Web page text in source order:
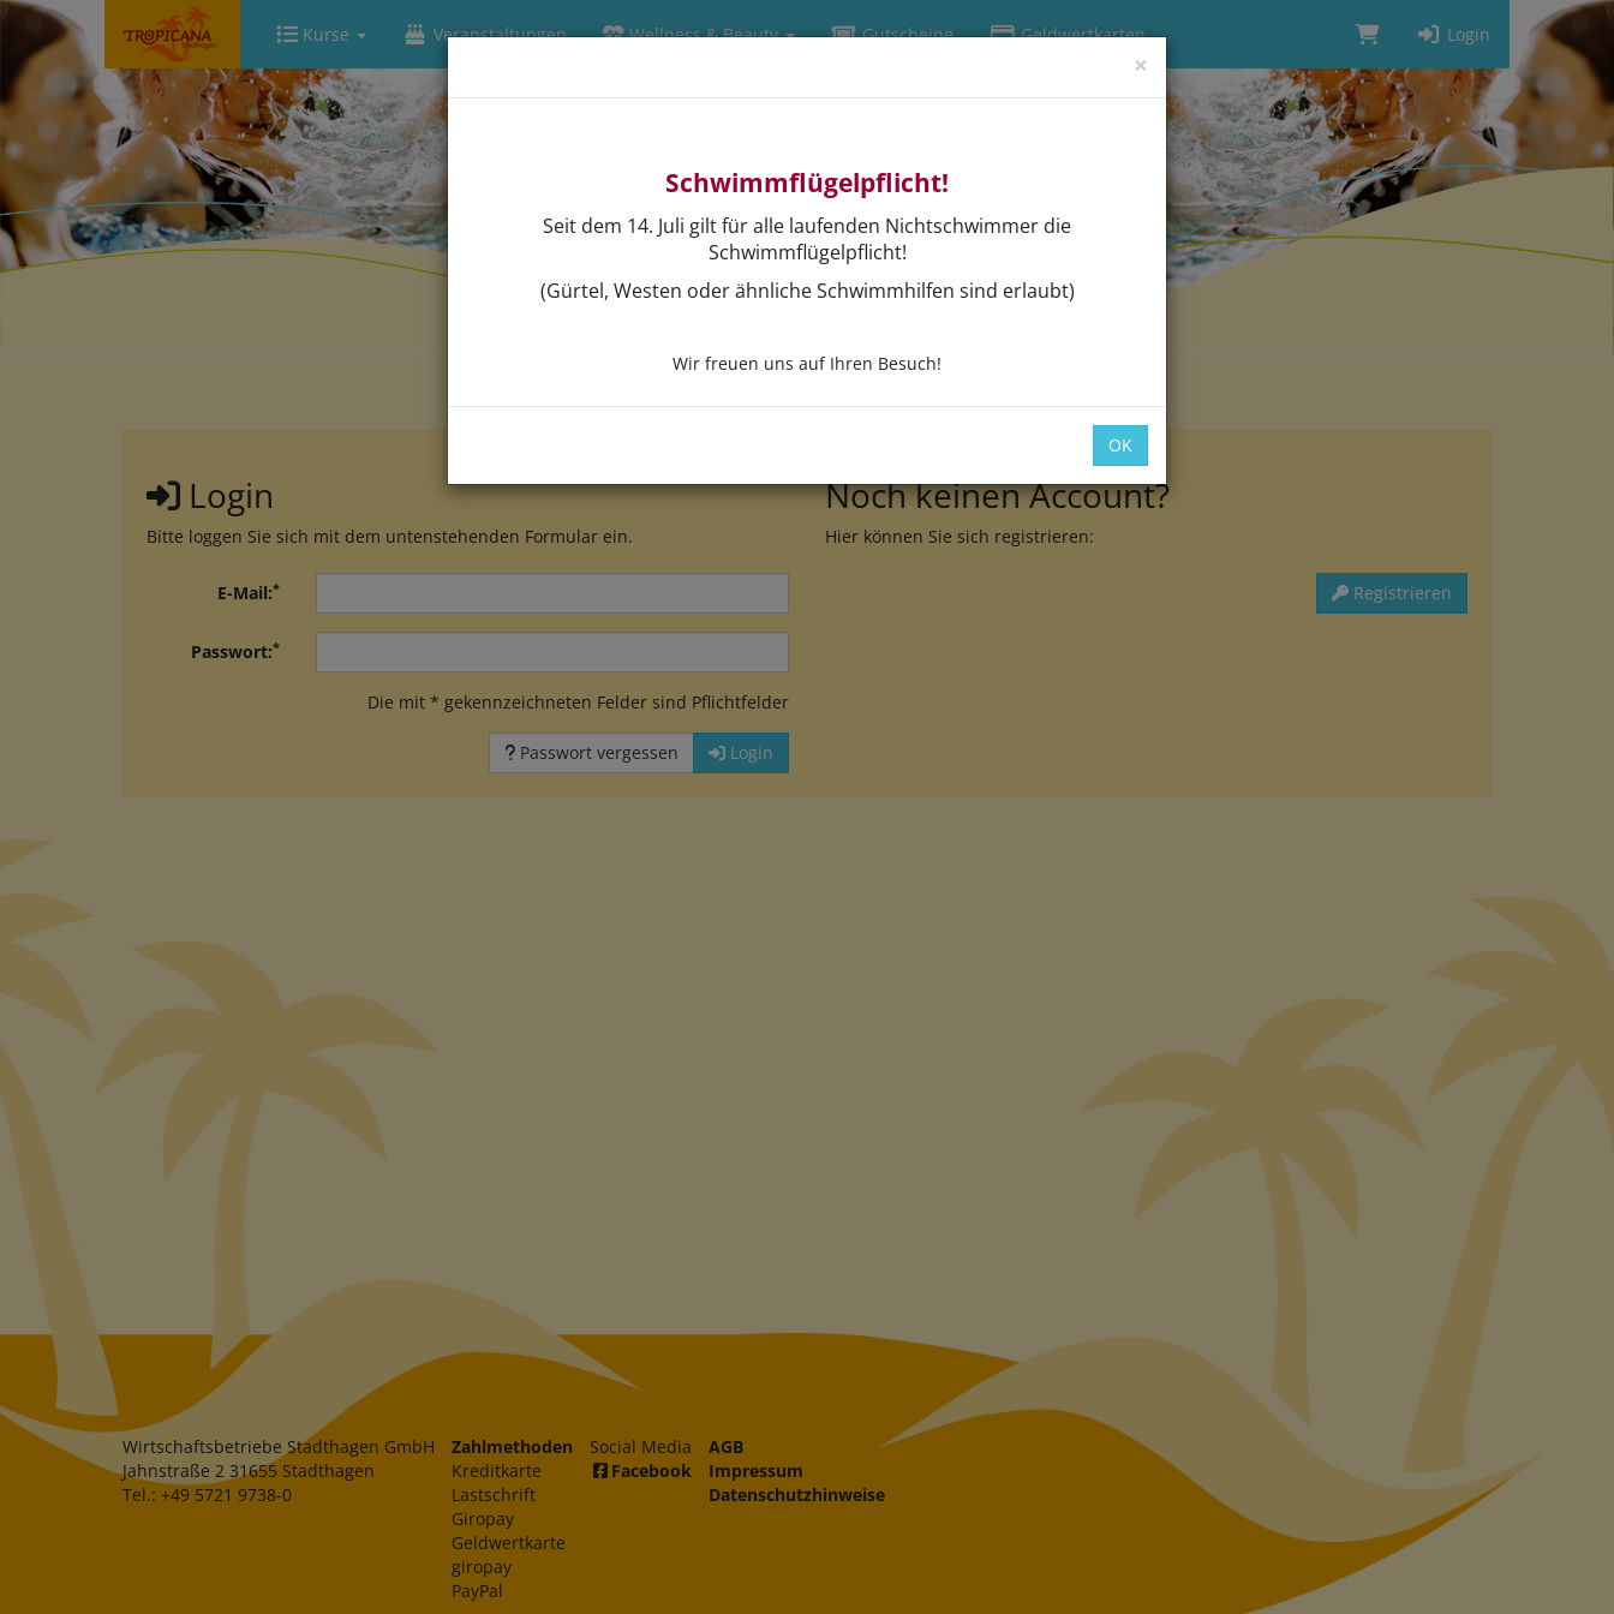
Kurse Veranstaltungen Wellness & Beauty Gutscheine Geldwertkarten Login
Login
Bitte loggen Sie sich mit dem untenstehenden Formular ein.
E-Mail:*
Passwort:*
Die mit * gekennzeichneten Felder sind Pflichtfelder
Passwort vergessen Login
Noch keinen Account?
Hier können Sie sich registrieren:
Registrieren
Wirtschaftsbetriebe Stadthagen GmbH
Jahnstraße 2 31655 Stadthagen
Tel.: +49 5721 9738-0
Zahlmethoden
Kreditkarte
Lastschrift
Giropay
Geldwertkarte
giropay
PayPal
Social Media
Facebook
AGB
Impressum
Datenschutzhinweise
×
Schwimmflügelpflicht!
Seit dem 14. Juli gilt für alle laufenden Nichtschwimmer die
Schwimmflügelpflicht!
(Gürtel, Westen oder ähnliche Schwimmhilfen sind erlaubt)
Wir freuen uns auf Ihren Besuch!
OK